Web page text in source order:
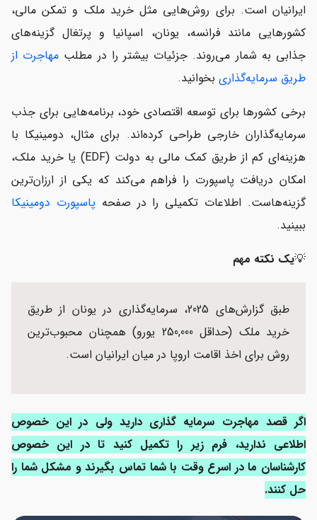
ایرانیان است. برای روش‌هایی مثل خرید ملک و تمکن مالی،
کشورهایی مانند فرانسه، یونان، اسپانیا و پرتغال گزینه‌های
جذابی به شمار می‌روند. جزئیات بیشتر را در مطلب مهاجرت از
طریق سرمایه‌گذاری بخوانید.
برخی کشورها برای توسعه اقتصادی خود، برنامه‌هایی برای جذب
سرمایه‌گذاران خارجی طراحی کرده‌اند. برای مثال، دومینیکا با
هزینه‌ای کم از طریق کمک مالی به دولت (EDF) یا خرید ملک،
امکان دریافت پاسپورت را فراهم می‌کند که یکی از ارزان‌ترین
گزینه‌هاست. اطلاعات تکمیلی را در صفحه پاسپورت دومینیکا
ببینید.
💡یک نکته مهم
طبق گزارش‌های 2025، سرمایه‌گذاری در یونان از طریق
خرید ملک (حداقل 250,000 یورو) همچنان محبوب‌ترین
روش برای اخذ اقامت اروپا در میان ایرانیان است.
اگر قصد مهاجرت سرمایه گذاری دارید ولی در این خصوص
اطلاعی ندارید، فرم زیر را تکمیل کنید تا در این خصوص
کارشناسان ما در اسرع وقت با شما تماس بگیرند و مشکل شما را
حل کنند.